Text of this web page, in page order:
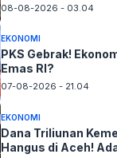
08-08-2026 - 03.04
EKONOMI
PKS Gebrak!
Emas RI?
07-08-2026 - 21.04
EKONOMI
Dana Triliunan
Hangus di Aceh!